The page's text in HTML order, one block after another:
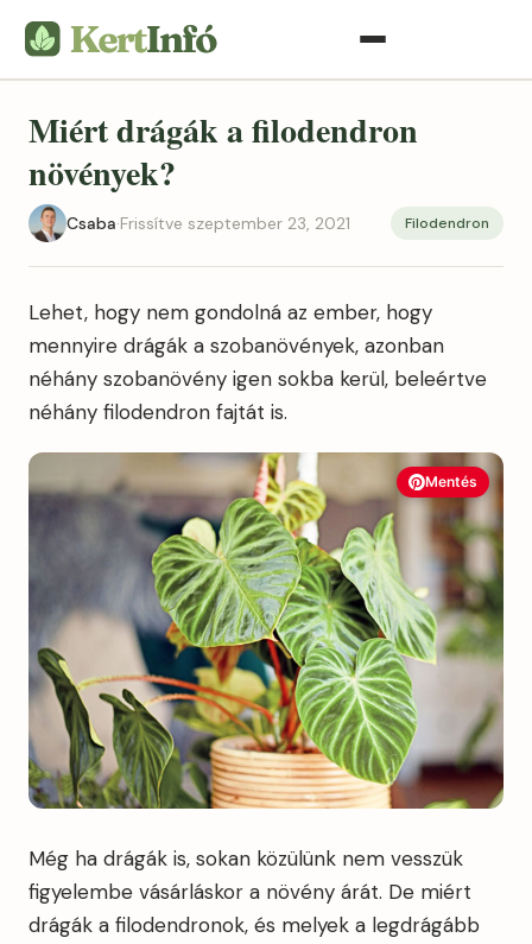
Miért drágák a filodendron
növények?
Csaba·Frissítve szeptember 23, 2021 Filodendron
Lehet, hogy nem gondolná az ember, hogy
mennyire drágák a szobanövények, azonban
néhány szobanövény igen sokba kerül, beleértve
néhány filodendron fajtát is.
Mentés
Még ha drágák is, sokan közülünk nem vesszük
figyelembe vásárláskor a növény árát. De miért
drágák a filodendronok, és melyek a legdrágább